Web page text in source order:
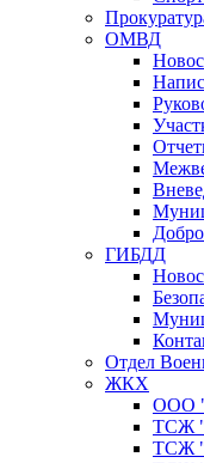
ОМВД
ГИБДД
Отдел
ЖКХ
ООО
ТСЖ
ТСЖ